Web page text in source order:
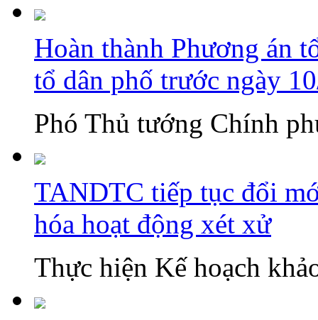
Hoàn thành Phương án
tổ dân phố trước ngày
Phó Thủ tướng Chính
TANDTC tiếp tục đổi
hóa hoạt động xét xử
Thực hiện Kế hoạch